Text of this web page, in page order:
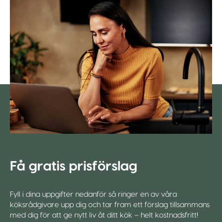
Få gratis prisförslag
Fyll i dina uppgifter nedanför så ringer en av våra
köksrådgivare upp dig och tar fram ett förslag tillsammans
med dig för att ge nytt liv åt ditt kök – helt kostnadsfritt!